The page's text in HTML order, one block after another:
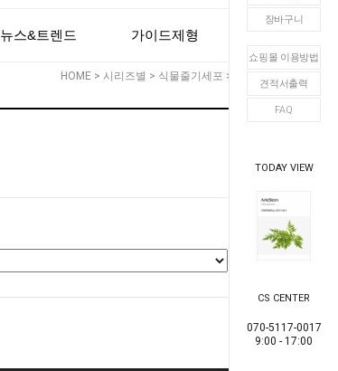
장바구니
쇼핑몰 이용방법
견적서출력
FAQ
TODAY VIEW
CS CENTER
070-5117-0017
9:00 - 17:00
뉴스&트렌드 가이드제형
HOME > 시리즈별 > 식물줄기세포 > ArteStem
0원